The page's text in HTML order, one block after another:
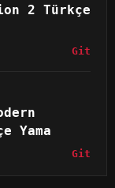
2 Türkçe
Git
Yama
Git